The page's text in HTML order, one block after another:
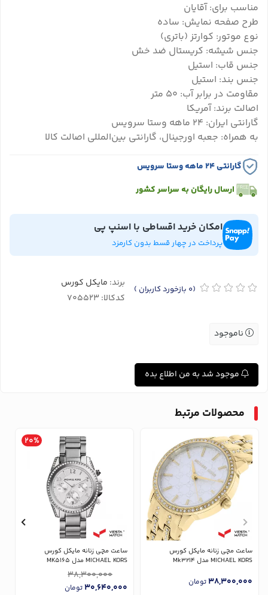
مناسب برای: آقایان
طرح صفحه نمایش: ساده
نوع موتور: کوارتز (باتری)
جنس شیشه: کریستال ضد خش
جنس قاب: استیل
جنس بند: استیل
مقاومت در برابر آب: ۵۰ متر
اصالت برند: آمریکا
گارانتی ایران: ۲۴ ماهه وستا سرویس
به همراه: جعبه اورجینال، گارانتی بین‌المللی اصالت کالا
گارانتی ۲۴ ماهه وستا سرویس
ارسال رایگان به سراسر کشور
امکان خرید اقساطی با اسنپ پی
پرداخت در چهار قسط بدون کارمزد
(0 بازخورد کاربران ) برند: مایکل کورس
کدکالا:
ناموجود
موجود شد به من اطلاع بده
محصولات مرتبط
ساعت مچی زنانه مایکل کورس
MICHAEL KORS مدل Mk3214
38,300,000تومان
ساعت مچی زنانه مایکل کورس
MICHAEL KORS مدل MK5165
20%
38,300,000
30,640,000تومان